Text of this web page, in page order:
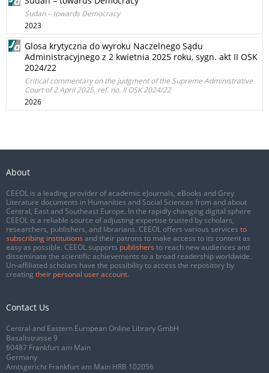
Sudan – towards Democracy
2023
Glosa krytyczna do wyroku Naczelnego Sądu
Administracyjnego z 2 kwietnia 2025 roku, sygn. akt II OSK
2024/22
Critical commentary on the judgment of the Supreme Administrative
Court of 2 April 2025, ref. no. II OSK 2024/22
2026
About
CEEOL is a leading provider of academic eJournals, eBooks and Grey
Literature documents in Humanities and Social Sciences from and about
Central, East and Southeast Europe. In the rapidly changing digital sphere
CEEOL is a reliable source of adjusting expertise trusted by scholars,
researchers, publishers, and librarians. CEEOL offers various services to
subscribing institutions and their patrons to make access to its content as
easy as possible. CEEOL supports publishers to reach new audiences and
disseminate the scientific achievements to a broad readership worldwide.
Un-affiliated scholars have the possibility to access the repository by
creating their personal user account.
Contact Us
Central and Eastern European Online Library GmbH
Basaltstrasse 9
60487 Frankfurt am Main
Germany
Amtsgericht Frankfurt am Main HRB 102056